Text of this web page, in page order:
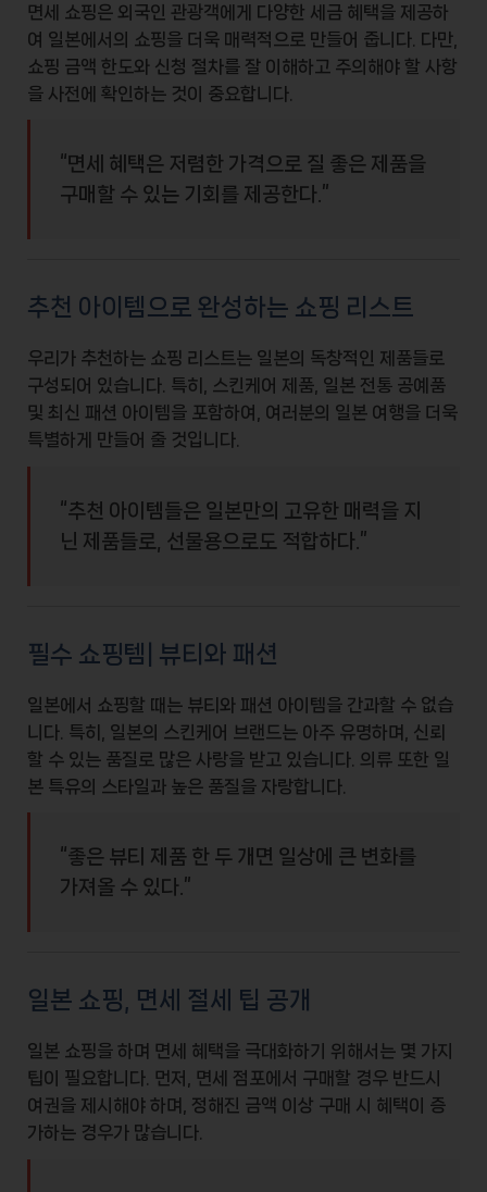
면세 쇼핑은 외국인 관광객에게 다양한 세금 혜택을 제공하
여 일본에서의 쇼핑을 더욱 매력적으로 만들어 줍니다. 다만,
쇼핑 금액 한도와 신청 절차를 잘 이해하고 주의해야 할 사항
을 사전에 확인하는 것이 중요합니다.
“면세 혜택은 저렴한 가격으로 질 좋은 제품을
구매할 수 있는 기회를 제공한다.”
추천 아이템으로 완성하는 쇼핑 리스트
우리가 추천하는 쇼핑 리스트는 일본의 독창적인 제품들로
구성되어 있습니다. 특히, 스킨케어 제품, 일본 전통 공예품
및 최신 패션 아이템을 포함하여, 여러분의 일본 여행을 더욱
특별하게 만들어 줄 것입니다.
“추천 아이템들은 일본만의 고유한 매력을 지
닌 제품들로, 선물용으로도 적합하다.”
필수 쇼핑템| 뷰티와 패션
일본에서 쇼핑할 때는 뷰티와 패션 아이템을 간과할 수 없습
니다. 특히, 일본의 스킨케어 브랜드는 아주 유명하며, 신뢰
할 수 있는 품질로 많은 사랑을 받고 있습니다. 의류 또한 일
본 특유의 스타일과 높은 품질을 자랑합니다.
“좋은 뷰티 제품 한 두 개면 일상에 큰 변화를
가져올 수 있다.”
일본 쇼핑, 면세 절세 팁 공개
일본 쇼핑을 하며 면세 혜택을 극대화하기 위해서는 몇 가지
팁이 필요합니다. 먼저, 면세 점포에서 구매할 경우 반드시
여권을 제시해야 하며, 정해진 금액 이상 구매 시 혜택이 증
가하는 경우가 많습니다.